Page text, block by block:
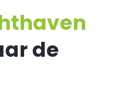
de